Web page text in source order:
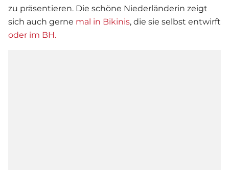
zu präsentieren. Die schöne Niederländerin zeigt
sich auch gerne mal in Bikinis, die sie selbst entwirft
oder im BH.